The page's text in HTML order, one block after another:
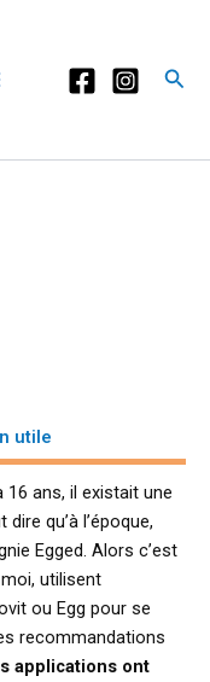
utile
16 ans, il existait une
qu’à l’époque,
Egged. Alors c’est
utilisent
ou Egg pour se
recommandations
applications ont